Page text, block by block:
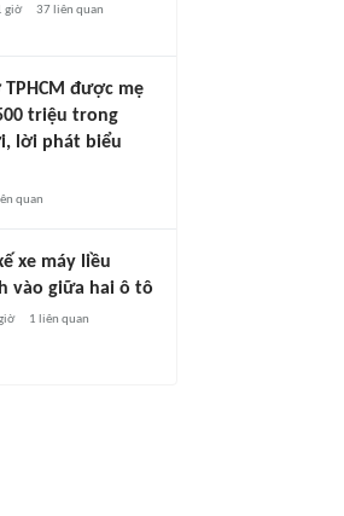
giờ 37liên quan
TPHCM được mẹ
triệu trong
lời phát biểu
quan
xe máy liều
vào giữa hai ô tô
1 liên quan